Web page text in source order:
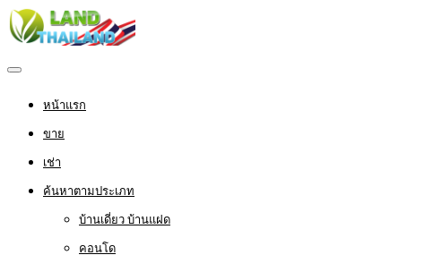
หน้าแรก
ขาย
เช่า
ค้นหาตามประเภท
บ้านเดี่ยว บ้านแฝด
คอนโด